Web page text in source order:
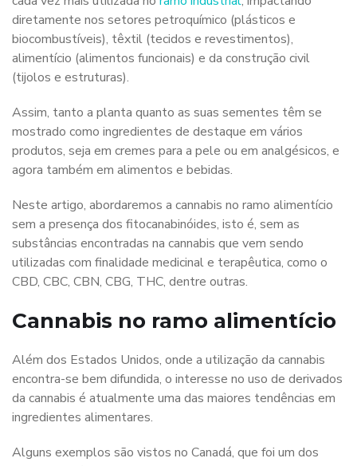
diretamente nos setores petroquímico (plásticos e
biocombustíveis), têxtil (tecidos e revestimentos),
alimentício (alimentos funcionais) e da construção civil
(tijolos e estruturas).
Assim, tanto a planta quanto as suas sementes têm se
mostrado como ingredientes de destaque em vários
produtos, seja em cremes para a pele ou em analgésicos, e
agora também em alimentos e bebidas.
Neste artigo, abordaremos a cannabis no ramo alimentício
sem a presença dos fitocanabinóides, isto é, sem as
substâncias encontradas na cannabis que vem sendo
utilizadas com finalidade medicinal e terapêutica, como o
CBD, CBC, CBN, CBG, THC, dentre outras.
Cannabis no ramo alimentício
Além dos Estados Unidos, onde a utilização da cannabis
encontra-se bem difundida, o interesse no uso de derivados
da cannabis é atualmente uma das maiores tendências em
ingredientes alimentares.
Alguns exemplos são vistos no Canadá, que foi um dos